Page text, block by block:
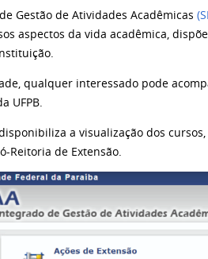
Gestão de Atividades Acadêmicas
aspectos da vida acadêmica,
qualquer interessado pode
UFPB.
a visualização dos
Reitoria de Extensão.